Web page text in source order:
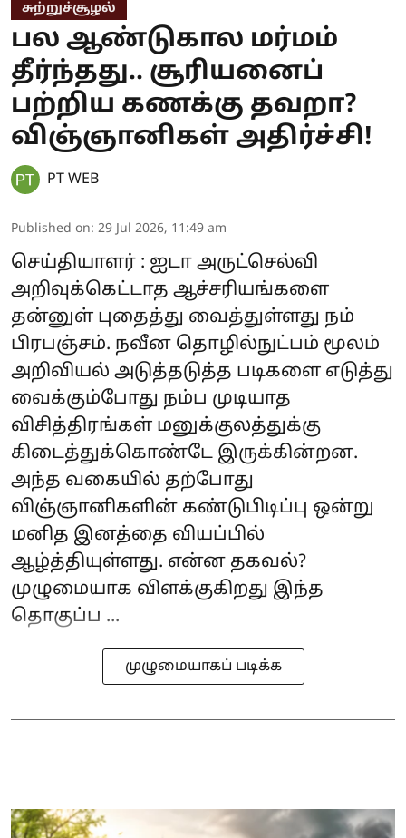
சுற்றுச்சூழல்
பல ஆண்டுகால மர்மம்
தீர்ந்தது.. சூரியனைப்
பற்றிய கணக்கு தவறா?
விஞ்ஞானிகள் அதிர்ச்சி!
PT WEB
Published on: 29 Jul 2026, 11:49 am
செய்தியாளர் : ஐடா அருட்செல்வி
அறிவுக்கெட்டாத ஆச்சரியங்களை
தன்னுள் புதைத்து வைத்துள்ளது நம்
பிரபஞ்சம். நவீன தொழில்நுட்பம் மூலம்
அறிவியல் அடுத்தடுத்த படிகளை எடுத்து
வைக்கும்போது நம்ப முடியாத
விசித்திரங்கள் மனுக்குலத்துக்கு
கிடைத்துக்கொண்டே இருக்கின்றன.
அந்த வகையில் தற்போது
விஞ்ஞானிகளின் கண்டுபிடிப்பு ஒன்று
மனித இனத்தை வியப்பில்
ஆழ்த்தியுள்ளது. என்ன தகவல்?
முழுமையாக விளக்குகிறது இந்த
தொகுப்ப ...
முழுமையாகப் படிக்க